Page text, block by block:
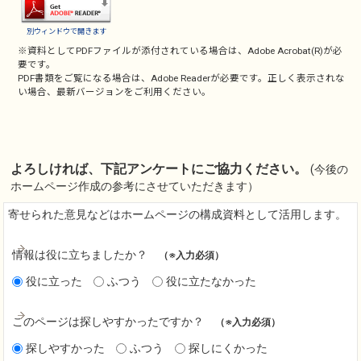
別ウィンドウで開きます
※資料としてPDFファイルが添付されている場合は、Adobe Acrobat(R)が必
要です。
PDF書類をご覧になる場合は、Adobe Readerが必要です。正しく表示されな
い場合、最新バージョンをご利用ください。